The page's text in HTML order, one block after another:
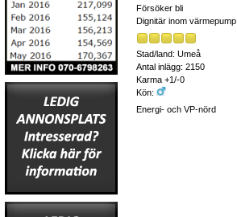
Försöker bli
Dignitär inom värmepump
Stad/land: Umeå
Antal inlägg: 2150
Karma +1/-0
Kön:
Energi- och VP-nörd